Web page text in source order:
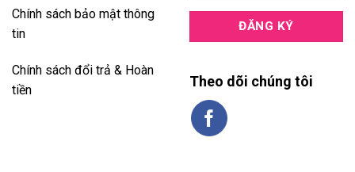
Chính sách bảo mật thông
tin
Chính sách đổi trả & Hoàn
tiền
Theo dõi chúng tôi